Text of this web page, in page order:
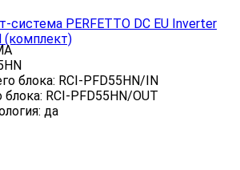
система PERFETTO DC EU Inverter
(комплект)
блока: RCI-PFD55HN/IN
RCI-PFD55HN/OUT
да